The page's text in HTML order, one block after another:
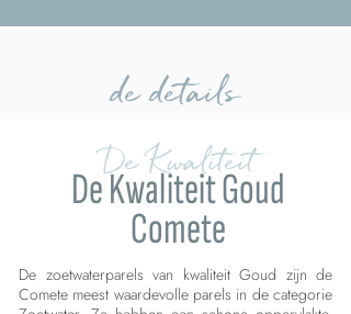
de details
De Kwaliteit
De Kwaliteit Goud
Comete
De zoetwaterparels van kwaliteit Goud zijn de
Comete meest waardevolle parels in de categorie